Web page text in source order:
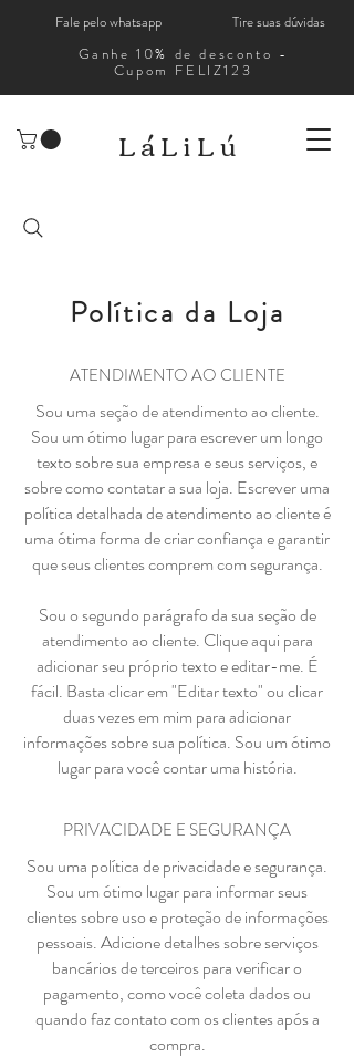
Fale pelo whatsapp
Tire suas dúvidas
Ganhe 10% de desconto -
Cupom FELIZ123
LáLiLú
Política da Loja
ATENDIMENTO AO CLIENTE
Sou uma seção de atendimento ao cliente.
Sou um ótimo lugar para escrever um longo
texto sobre sua empresa e seus serviços, e
sobre como contatar a sua loja. Escrever uma
política detalhada de atendimento ao cliente é
uma ótima forma de criar confiança e garantir
que seus clientes comprem com segurança.
Sou o segundo parágrafo da sua seção de
atendimento ao cliente. Clique aqui para
adicionar seu próprio texto e editar-me. É
fácil. Basta clicar em "Editar texto" ou clicar
duas vezes em mim para adicionar
informações sobre sua política. Sou um ótimo
lugar para você contar uma história.
PRIVACIDADE E SEGURANÇA
Sou uma política de privacidade e segurança.
Sou um ótimo lugar para informar seus
clientes sobre uso e proteção de informações
pessoais. Adicione detalhes sobre serviços
bancários de terceiros para verificar o
pagamento, como você coleta dados ou
quando faz contato com os clientes após a
compra.